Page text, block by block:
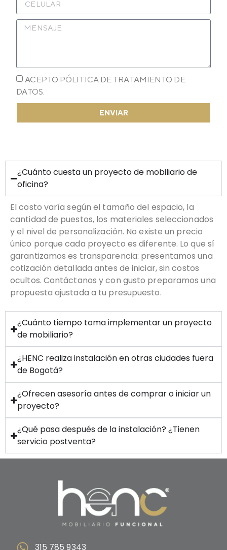
ACEPTO PÓLITICA DE TRATAMIENTO DE
DATOS.
ENVIAR
¿Cuánto cuesta un proyecto de mobiliario de
oficina?
El costo varía según el tamaño del espacio, la
cantidad de puestos, los materiales seleccionados
y el nivel de personalización. No existe un precio
único porque cada proyecto es diferente. Lo que sí
garantizamos es transparencia: presentamos una
cotización detallada antes de iniciar, sin costos
ocultos. Contáctanos y con gusto preparamos una
propuesta ajustada a tu presupuesto.
¿Cuánto tiempo toma implementar un proyecto
de mobiliario?
¿HENC realiza instalación en otras ciudades fuera
de Bogotá?
¿Ofrecen asesoría antes de comprar o iniciar un
proyecto?
¿Qué pasa después de la instalación? ¿Tienen
servicio postventa?
315 785 9343